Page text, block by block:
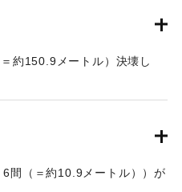
約150.9メートル）決壊し
間（＝約10.9メートル））が